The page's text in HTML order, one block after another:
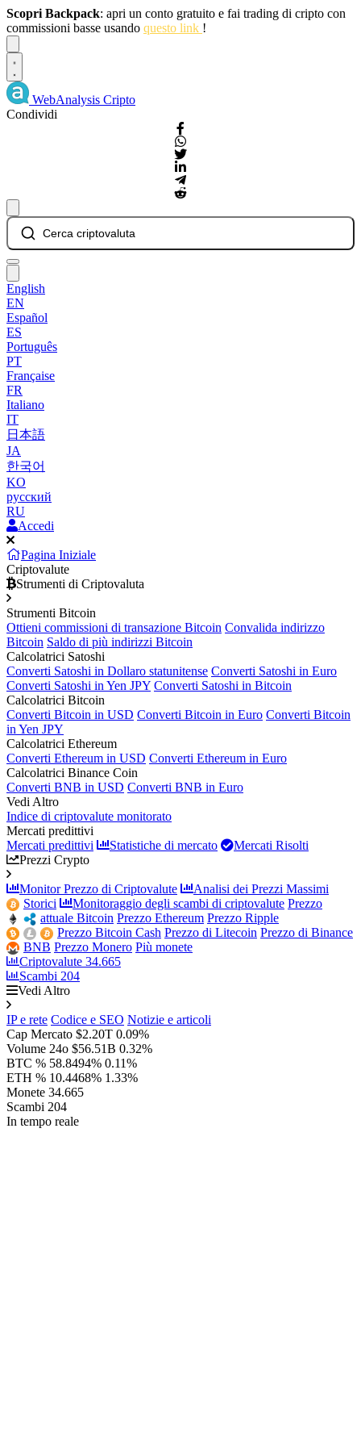
Scopri Backpack: apri un conto gratuito e fai trading di cripto con
commissioni basse usando questo link !
WebAnalysis Cripto
Condividi
Cerca criptovaluta
English
EN
Español
ES
Português
PT
Française
FR
Italiano
IT
日本語
JA
한국어
KO
русский
RU
Accedi
Pagina Iniziale
Criptovalute
Strumenti di Criptovaluta
Strumenti Bitcoin
Ottieni commissioni di transazione Bitcoin Convalida indirizzo
Bitcoin Saldo di più indirizzi Bitcoin
Calcolatrici Satoshi
Converti Satoshi in Dollaro statunitense Converti Satoshi in Euro
Converti Satoshi in Yen JPY Converti Satoshi in Bitcoin
Calcolatrici Bitcoin
Converti Bitcoin in USD Converti Bitcoin in Euro Converti Bitcoin
in Yen JPY
Calcolatrici Ethereum
Converti Ethereum in USD Converti Ethereum in Euro
Calcolatrici Binance Coin
Converti BNB in USD Converti BNB in Euro
Vedi Altro
Indice di criptovalute monitorato
Mercati predittivi
Mercati predittivi
Statistiche di mercato
Mercati Risolti
Prezzi Crypto
Monitor Prezzo di Criptovalute
Analisi dei Prezzi Massimi
Storici
Monitoraggio degli scambi di criptovalute Prezzo
attuale Bitcoin Prezzo Ethereum Prezzo Ripple
Prezzo Bitcoin Cash Prezzo di Litecoin Prezzo di Binance
BNB Prezzo Monero Più monete
Criptovalute 34.665
Scambi 204
Vedi Altro
IP e rete Codice e SEO Notizie e articoli
Cap Mercato $2.20T 0.09%
Volume 24o $56.51B 0.32%
BTC % 58.8494% 0.11%
ETH % 10.4468% 1.33%
Monete 34.665
Scambi 204
In tempo reale